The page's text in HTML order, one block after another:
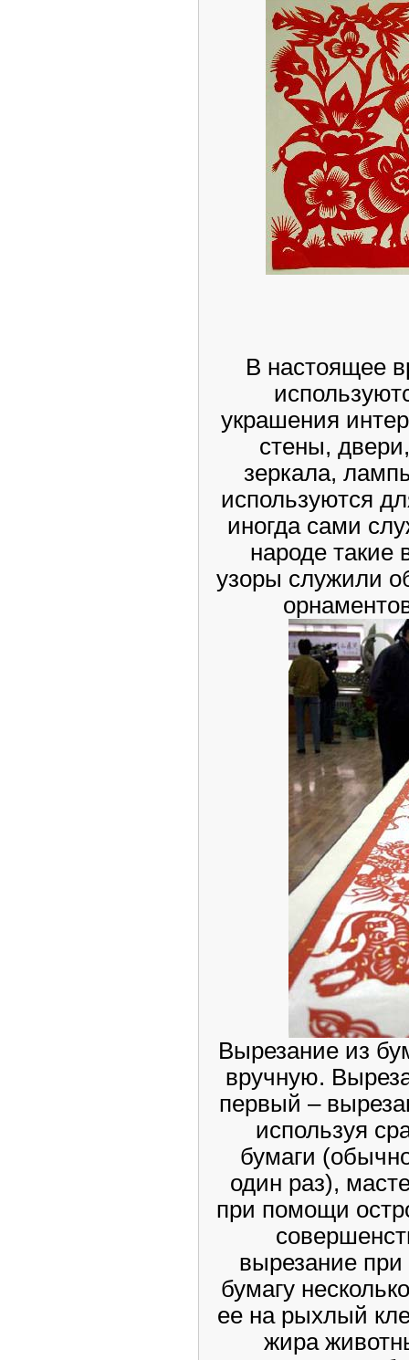
В настоящее
украшения
стены,
зеркала,
используются
иногда сами
народе такие
узоры служили
Вырезание из
вручную.
первый –
используя
бумаги
один раз),
при помощи
вырезание
бумагу
ее на рыхлый
жира